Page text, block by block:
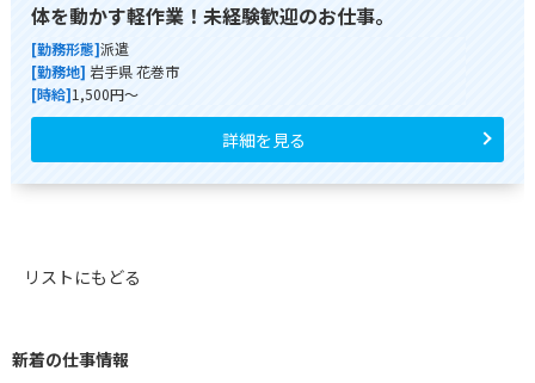
体を動かす軽作業！未経験歓迎のお仕事。
[勤務形態]派遣
[勤務地] 岩手県 花巻市
[時給]1,500円～
詳細を見る
リストにもどる
新着の仕事情報